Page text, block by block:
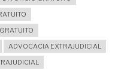
ADVOCACIA EXTRAJUDICIAL